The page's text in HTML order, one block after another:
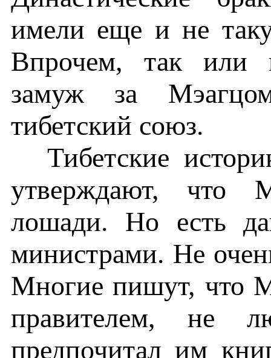
имели еще и не
Впрочем, так или
замуж за
тибетский союз.
Тибетские
утверждают, что
лошади. Но есть
министрами. Не
Многие пишут, что
правителем, не
предпочитал им